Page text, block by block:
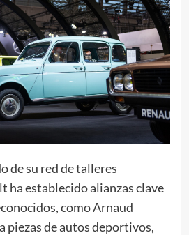
de su red de talleres
ha establecido alianzas clave
como Arnaud
piezas de autos deportivos,